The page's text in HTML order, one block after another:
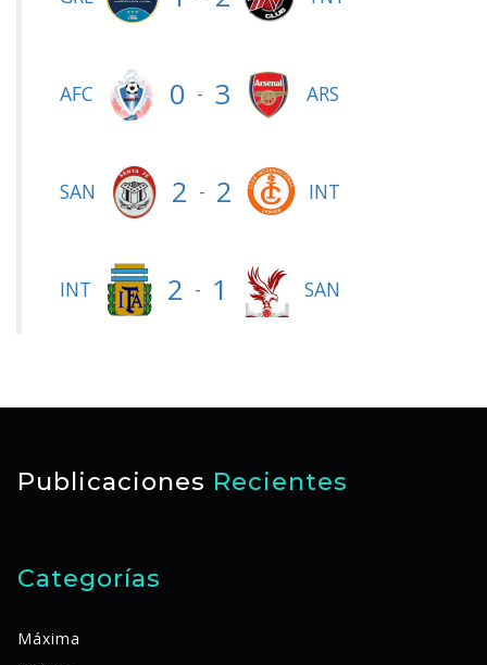
AFC 0 - 3 ARS
SAN 2 - 2 INT
INT 2 - 1 SAN
Publicaciones Recientes
Categorías
Máxima